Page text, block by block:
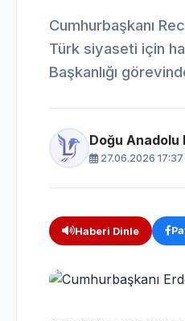
Cumhurbaşkanı
Türk siyaseti için
Başkanlığı
Doğu Anadolu
27.06.2026 17:37
Haberi Dinle